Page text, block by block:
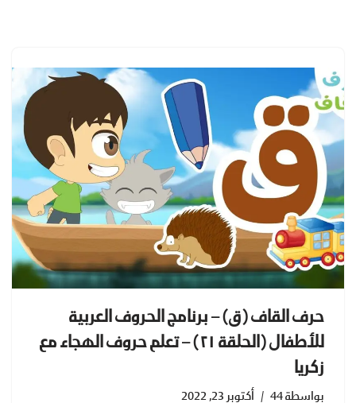
المحتوى
حرف القاف (ق) – برنامج الحروف العربية
للأطفال (الحلقة ٢١) – تعلم حروف الهجاء مع
زكريا
بواسطة 44 أكتوبر 23, 2022